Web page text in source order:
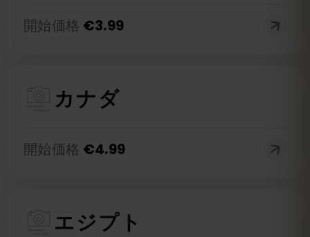
開始価格 €3.99
カナダ
開始価格 €4.99
エジプト